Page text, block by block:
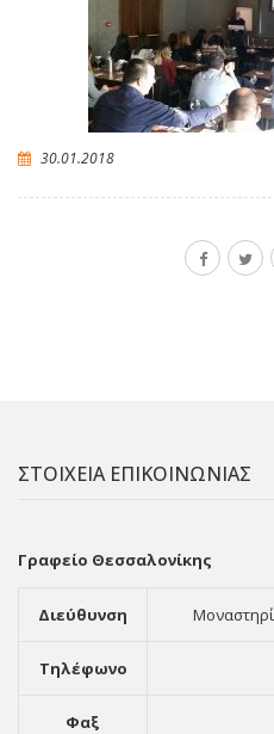
30.01.2018
ΣΤΟΙΧΕΙΑ ΕΠΙΚΟΙΝΩΝΙΑΣ
Γραφείο Θεσσαλονίκης
Διεύθυνση
Τηλέφωνο
Φαξ